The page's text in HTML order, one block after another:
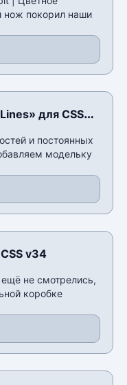
нож покорил наши
для CSS
и постоянных
модельку
v34
не смотрелись,
коробке